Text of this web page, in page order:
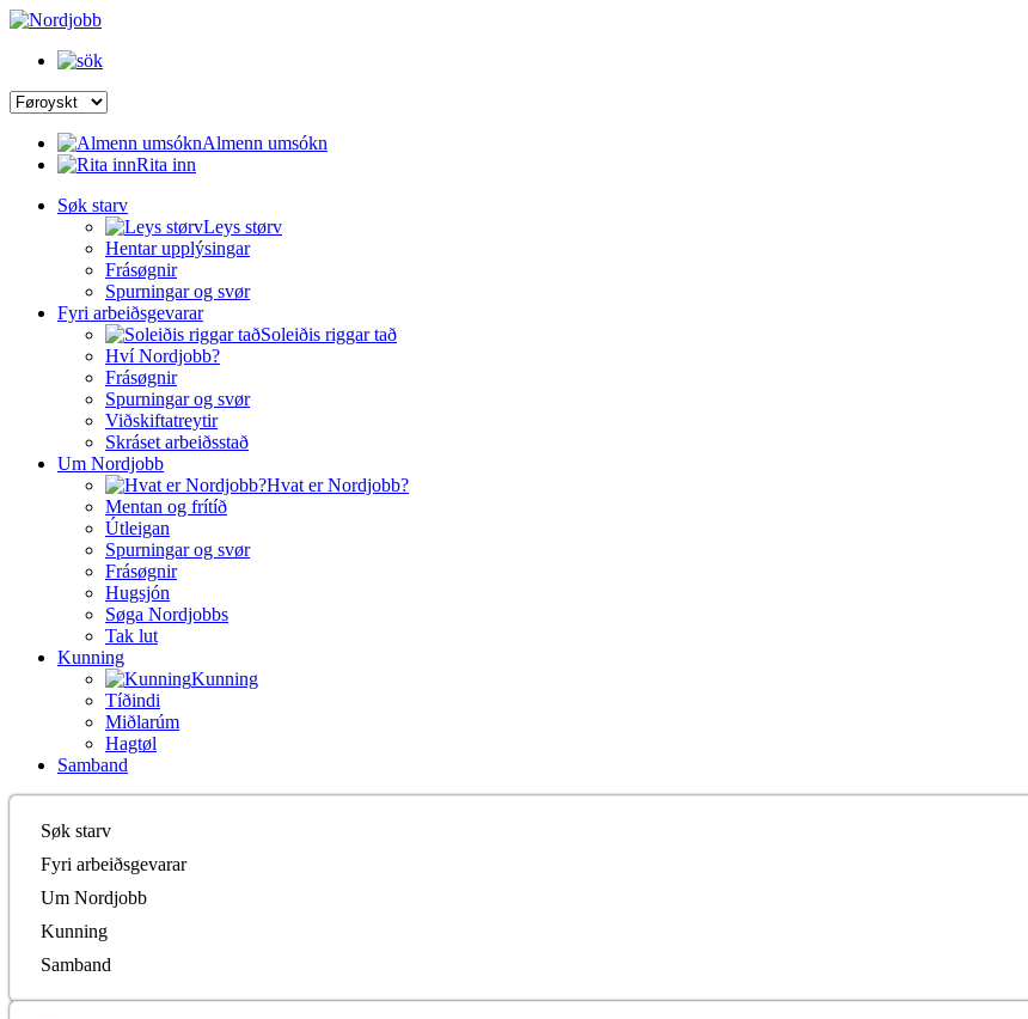
Almenn umsókn
Rita inn
Søk starv
Leys størv
Hentar upplýsingar
Frásøgnir
Spurningar og svør
Fyri arbeiðsgevarar
Soleiðis riggar tað
Hví Nordjobb?
Frásøgnir
Spurningar og svør
Viðskiftatreytir
Skráset arbeiðsstað
Um Nordjobb
Hvat er Nordjobb?
Mentan og frítíð
Útleigan
Spurningar og svør
Frásøgnir
Hugsjón
Søga Nordjobbs
Tak lut
Kunning
Kunning
Tíðindi
Miðlarúm
Hagtøl
Samband
Søk starv
Fyri arbeiðsgevarar
Um Nordjobb
Kunning
Samband